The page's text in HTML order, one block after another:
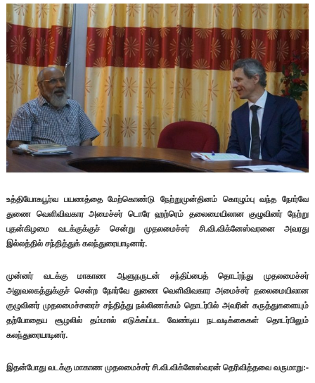
உத்தியோகபூர்வ பயணத்தை மேற்கொண்டு நேற்றுமுன்தினம் கொழும்பு வந்த நோர்வே
துணை வெளிவிவகார அமைச்சர் டொரே ஹற்ரெம் தலைமையிலான குழுவினர் நேற்று
புதன்கிழமை வடக்குக்குச் சென்று முதலமைச்சர் சி.வி.விக்னேஸ்வரனை அவரது
இல்லத்தில் சந்தித்துக் கலந்துரையாடினார்.
முன்னர் வடக்கு மாகாண ஆளுநருடன் சந்திப்பைத் தொடர்ந்து முதலமைச்சர்
அலுவலகத்துக்குச் சென்ற நோர்வே துணை வெளிவிவகார அமைச்சர் தலைமையிலான
குழுவினர் முதலமைச்சரைச் சந்தித்து நல்லிணக்கம் தொடர்பில் அவரின் கருத்துகளையும்
தற்போதைய சூழலில் தம்மால் எடுக்கப்பட வேண்டிய நடவடிக்கைகள் தொடர்பிலும்
கலந்துரையாடினர்.
இதன்போது வடக்கு மாகாண முதலமைச்சர் சி.வி.விக்னேஸ்வரன் தெரிவித்தவை வருமாறு:-